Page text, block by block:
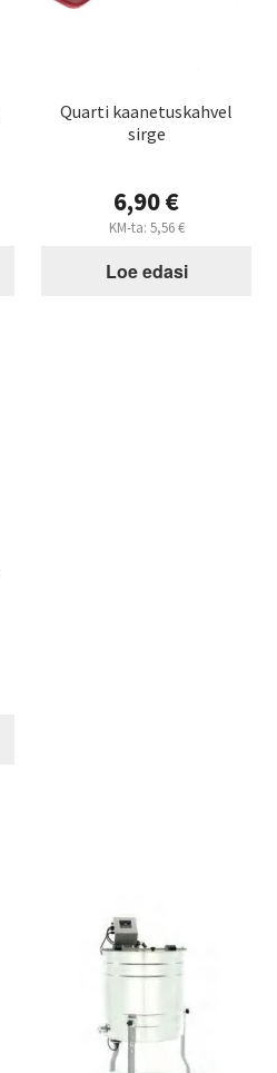
Quarti kaanetuskahvel
sirge
6,90€
KM-ta: 5,56€
Loe edasi